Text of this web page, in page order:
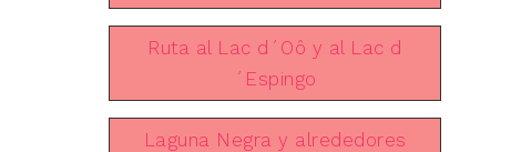
Ruta al Lac d´Oô y al Lac d
´Espingo
Laguna Negra y alrededores